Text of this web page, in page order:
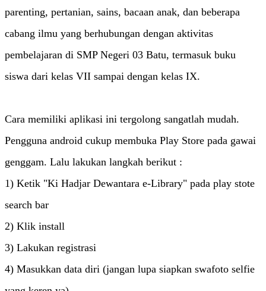
parenting, pertanian, sains, bacaan anak, dan beberapa
cabang ilmu yang berhubungan dengan aktivitas
pembelajaran di SMP Negeri 03 Batu, termasuk buku
siswa dari kelas VII sampai dengan kelas IX.
Cara memiliki aplikasi ini tergolong sangatlah mudah.
Pengguna android cukup membuka Play Store pada gawai
genggam. Lalu lakukan langkah berikut :
1) Ketik "Ki Hadjar Dewantara e-Library" pada play stote
search bar
2) Klik install
3) Lakukan registrasi
4) Masukkan data diri (jangan lupa siapkan swafoto selfie